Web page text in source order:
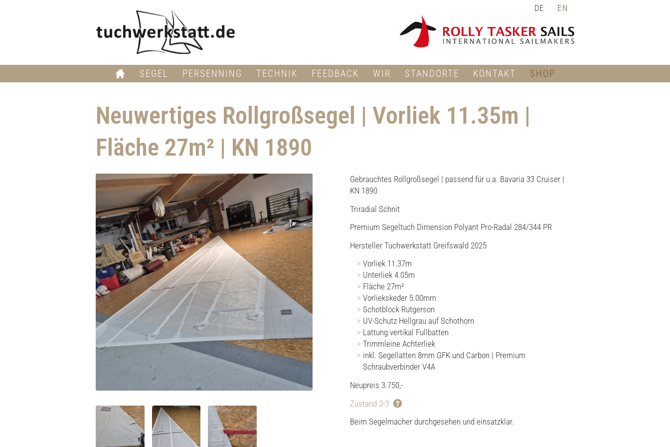
DE EN
SEGEL PERSENNING TECHNIK FEEDBACK WIR STANDORTE KONTAKT SHOP
Neuwertiges Rollgroßsegel | Vorliek 11.35m |
Fläche 27m² | KN 1890
Gebrauchtes Rollgroßsegel | passend für u.a. Bavaria 33 Cruiser |
KN 1890
Triradial Schnit
Premium Segeltuch Dimension Polyant Pro-Radal 284/344 PR
Hersteller Tuchwerkstatt Greifswald 2025
Vorliek 11.37m
Unterliek 4.05m
Fläche 27m²
Vorliekskeder 5.00mm
Schotblock Rutgerson
UV-Schutz Hellgrau auf Schothorn
Lattung vertikal Fullbatten
Trimmleine Achterliek
inkl. Segellatten 8mm GFK und Carbon | Premium
Schraubverbinder V4A
Neupreis 3.750,-
Zustand 2-3
Beim Segelmacher durchgesehen und einsatzklar.